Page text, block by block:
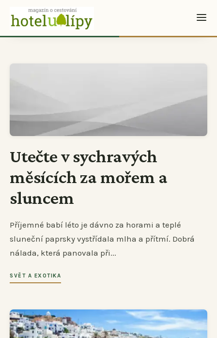
Utečte v sychravých
měsících za mořem a
sluncem
Příjemné babí léto je dávno za horami a teplé
sluneční paprsky vystřídala mlha a přítmí. Dobrá
nálada, která panovala při...
SVĚT A EXOTIKA